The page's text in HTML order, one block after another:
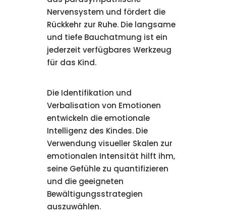
Nervensystem und fördert die
Rückkehr zur Ruhe. Die langsame
und tiefe Bauchatmung ist ein
jederzeit verfügbares Werkzeug
für das Kind.
Die Identifikation und
Verbalisation von Emotionen
entwickeln die emotionale
Intelligenz des Kindes. Die
Verwendung visueller Skalen zur
emotionalen Intensität hilft ihm,
seine Gefühle zu quantifizieren
und die geeigneten
Bewältigungsstrategien
auszuwählen.